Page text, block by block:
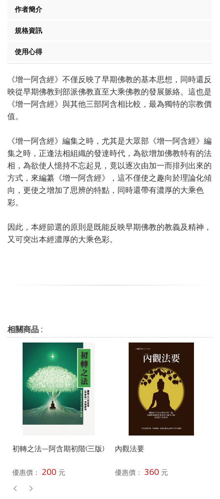
作者簡介
規格資訊
使用心得
《增一阿含經》不僅反映了早期佛教的基本思想，同時還反
映從早期佛教到部派佛教直至大乘佛教的發展脈絡。這也是
《增一阿含經》與其他三部阿含相比較，最為獨特的宗教價
值。
《增一阿含經》編集之時，尤其是大眾部《增一阿含經》編
集之時，正逢法相組織的發達時代，為欲增加佛教特有的法
相，為欲使人憶持不忘起見，竟以逐次由加一而排列出來的
方式，來編纂《增一阿含經》，這不僅使之趣向於理論化傾
向，更使之增加了思辨的特點，同時還帶有濃厚的大乘色
彩。
因此，本經節選的原則是既能反映早期佛教的教義及精神，
又可突出本經濃厚的大乘色彩。
相關商品 :
初轉之法—阿含期初階(三版)
優惠價： 200 元
內觀法要
優惠價： 360 元